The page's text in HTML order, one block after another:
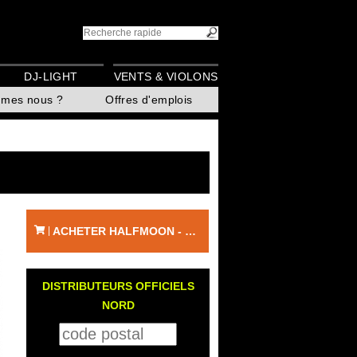
nous ? Offres d'emplois
DJ-LIGHT VENTS & VIOLONS
ACHETER HALFMOON - NORD
DISTRIBUTEURS OFFICIELS
NORD